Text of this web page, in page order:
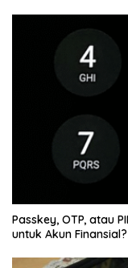
Passkey, OTP, atau
untuk Akun Finansial?